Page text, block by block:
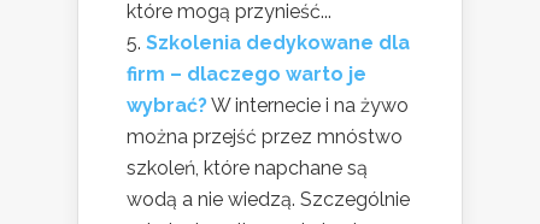
które mogą przynieść...
Szkolenia dedykowane dla
firm – dlaczego warto je
wybrać?W internecie i na żywo
można przejść przez mnóstwo
szkoleń, które napchane są
wodą a nie wiedzą. Szczególnie